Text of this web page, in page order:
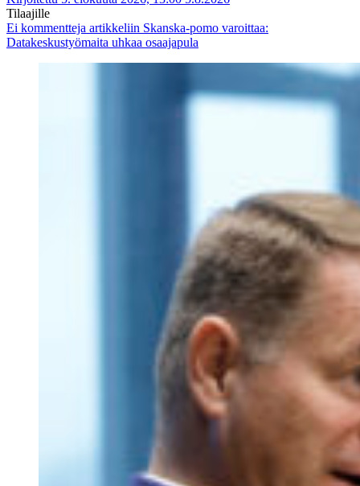
Tilaajille
Ei kommentteja artikkeliin Skanska-pomo varoittaa:
Datakeskustyömaita uhkaa osaajapula